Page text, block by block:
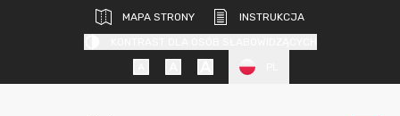
MAPA STRONY
INSTRUKCJA